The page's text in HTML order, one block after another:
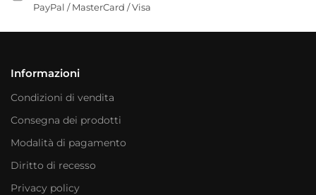
PayPal / MasterCard / Visa
Informazioni
Condizioni di vendita
Consegna dei prodotti
Modalità di pagamento
Diritto di recesso
Privacy policy